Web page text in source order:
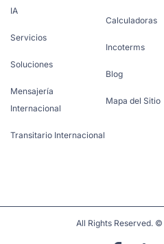
IA
Servicios
Soluciones
Mensajería
Internacional
Transitario Internacional
Calculadoras
Incoterms
Blog
Mapa del Sitio
All Rights Reserved.